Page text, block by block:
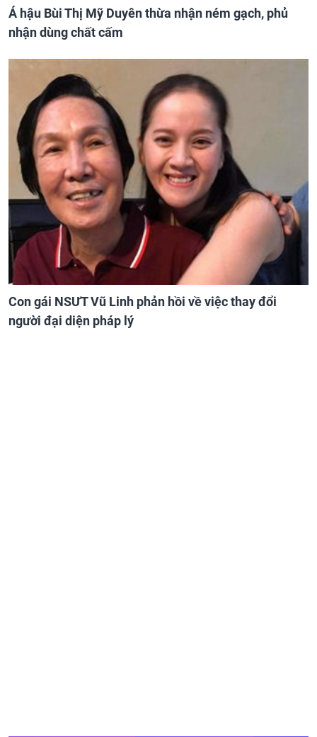
Á hậu Bùi Thị Mỹ Duyên thừa nhận ném gạch, phủ
nhận dùng chất cấm
Con gái NSƯT Vũ Linh phản hồi về việc thay đổi
người đại diện pháp lý